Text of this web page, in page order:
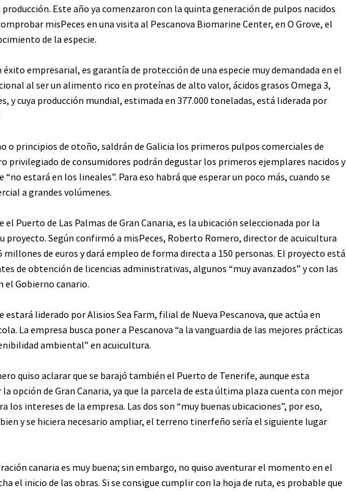
Este año ya comenzaron con la quinta generación de pulpos nacidos
misPeces en una visita al Pescanova Biomarine Center, en O Grove, el
de la especie.
éxito empresarial, es garantía de protección de una especie muy demandada en el
al ser un alimento rico en proteínas de alto valor, ácidos grasos Omega 3,
y cuya producción mundial, estimada en 377.000 toneladas, está liderada por
o principios de otoño, saldrán de Galicia los primeros pulpos comerciales de
privilegiado de consumidores podrán degustar los primeros ejemplares nacidos y
“no estará en los lineales”. Para eso habrá que esperar un poco más, cuando se
a grandes volúmenes.
Puerto de Las Palmas de Gran Canaria, es la ubicación seleccionada por la
proyecto. Según confirmó a misPeces, Roberto Romero, director de acuicultura
millones de euros y dará empleo de forma directa a 150 personas. El proyecto está
de obtención de licencias administrativas, algunos “muy avanzados” y con las
el Gobierno canario.
estará liderado por Alisios Sea Farm, filial de Nueva Pescanova, que actúa en
La empresa busca poner a Pescanova “a la vanguardia de las mejores prácticas
ambiental” en acuicultura.
quiso aclarar que se barajó también el Puerto de Tenerife, aunque esta
opción de Gran Canaria, ya que la parcela de esta última plaza cuenta con mejor
intereses de la empresa. Las dos son “muy buenas ubicaciones”, por eso,
y se hiciera necesario ampliar, el terreno tinerfeño sería el siguiente lugar
canaria es muy buena; sin embargo, no quiso aventurar el momento en el
el inicio de las obras. Si se consigue cumplir con la hoja de ruta, es probable que